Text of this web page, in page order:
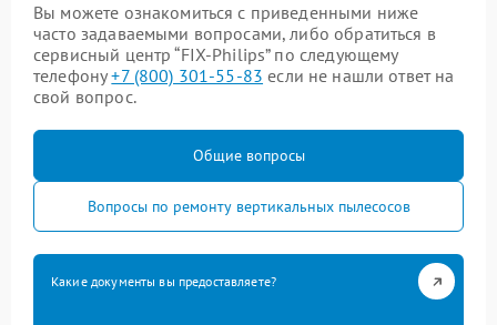
Вы можете ознакомиться с приведенными ниже
часто задаваемыми вопросами, либо обратиться в
сервисный центр “FIX-Philips” по следующему
телефону+7 (800) 301-55-83 если не нашли ответ на
свой вопрос.
Общие вопросы
Вопросы по ремонту вертикальных пылесосов
Какие документы вы предоставляете?